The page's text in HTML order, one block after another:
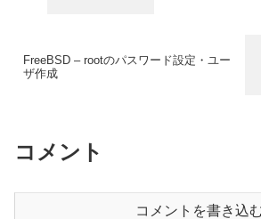
FreeBSD – rootのパスワード設定・ユー
ザ作成
コメント
コメントを書き込